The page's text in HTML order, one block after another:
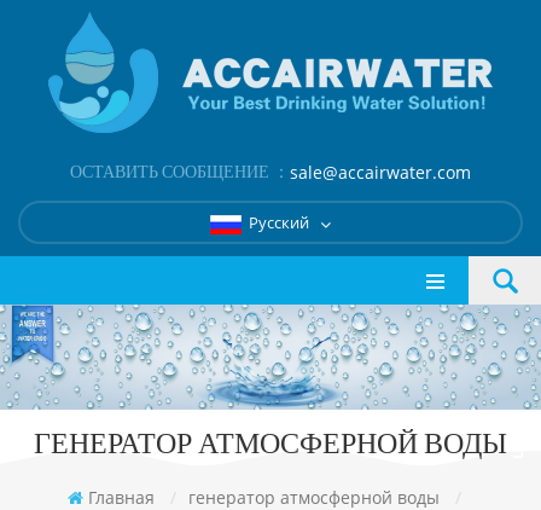
ОСТАВИТЬ СООБЩЕНИЕ ： sale@accairwater.com
Русский
ГЕНЕРАТОР АТМОСФЕРНОЙ ВОДЫ
Главная / генератор атмосферной воды
/